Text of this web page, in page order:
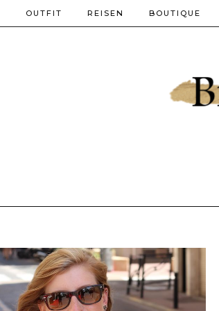
OUTFIT REISEN BOUTIQUE